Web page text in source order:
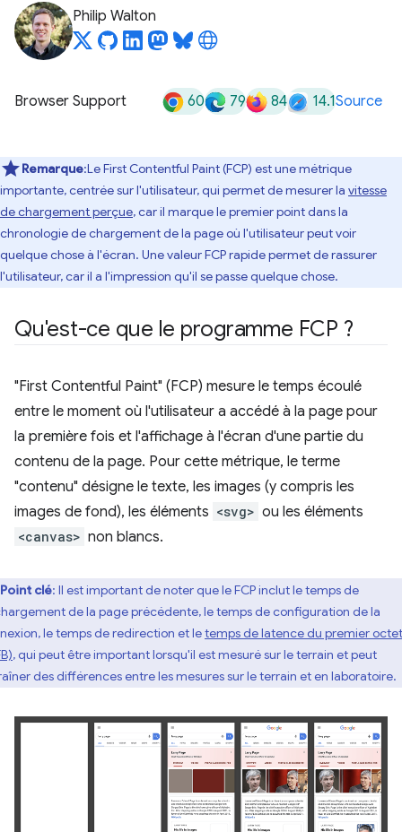
Philip Walton
Browser Support 60 79 84 14.1Source
Remarque:Le First Contentful Paint (FCP) est une métrique
importante, centrée sur l'utilisateur, qui permet de mesurer la vitesse
de chargement perçue, car il marque le premier point dans la
chronologie de chargement de la page où l'utilisateur peut voir
quelque chose à l'écran. Une valeur FCP rapide permet de rassurer
l'utilisateur, car il a l'impression qu'il se passe quelque chose.
Qu'est-ce que le programme FCP ?
"First Contentful Paint" (FCP) mesure le temps écoulé
entre le moment où l'utilisateur a accédé à la page pour
la première fois et l'affichage à l'écran d'une partie du
contenu de la page. Pour cette métrique, le terme
"contenu" désigne le texte, les images (y compris les
images de fond), les éléments <svg> ou les éléments
<canvas> non blancs.
Point clé: Il est important de noter que le FCP inclut le temps de
de la page précédente, le temps de configuration de la
le temps de redirection et letemps de latence du premier octet
, qui peut être important lorsqu'il est mesuré sur le terrain et peut
des différences entre les mesures sur le terrain et en laboratoire.